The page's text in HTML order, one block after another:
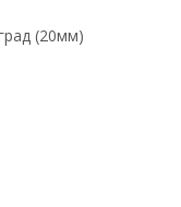
(20мм)